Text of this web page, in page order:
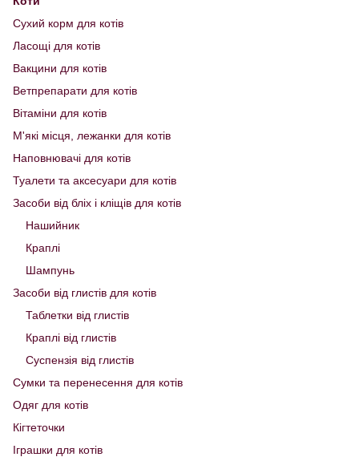
Сухий корм для котів
Ласощі для котів
Вакцини для котів
Ветпрепарати для котів
Вітаміни для котів
М'які місця, лежанки для котів
Наповнювачі для котів
Туалети та аксесуари для котів
Засоби від бліх і кліщів для котів
Нашийник
Краплі
Шампунь
Засоби від глистів для котів
Таблетки від глистів
Краплі від глистів
Суспензія від глистів
Сумки та перенесення для котів
Одяг для котів
Кігтеточки
Іграшки для котів